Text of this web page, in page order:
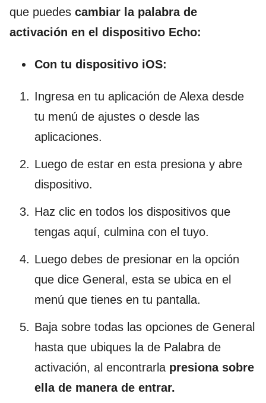
que puedes cambiar la palabra de
activación en el dispositivo Echo:
Con tu dispositivo iOS:
Ingresa en tu aplicación de Alexa desde
tu menú de ajustes o desde las
aplicaciones.
Luego de estar en esta presiona y abre
dispositivo.
Haz clic en todos los dispositivos que
tengas aquí, culmina con el tuyo.
Luego debes de presionar en la opción
que dice General, esta se ubica en el
menú que tienes en tu pantalla.
Baja sobre todas las opciones de General
hasta que ubiques la de Palabra de
activación, al encontrarla presiona sobre
ella de manera de entrar.